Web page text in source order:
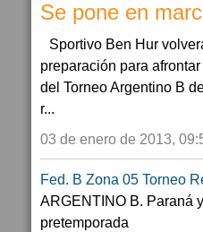
Se pone en
Sportivo Ben Hur
preparación para
del Torneo Argentino B
r...
03 de enero de 2013,
Fed. B Zona 05 Torneo
ARGENTINO B. Paraná
pretemporada